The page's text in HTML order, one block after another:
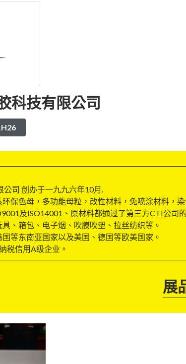
科技有限公司
公司 创办于一九九六年10月.
保色母，多功能母粒，改性材料，免喷涂材料，染
及ISO14001、原材料都通过了第三方CTI公司
、箱包、电子烟、吹膜吹塑、拉丝纺织等。
等东南亚国家以及美国、德国等欧美国家。
税信用A级企业。
展